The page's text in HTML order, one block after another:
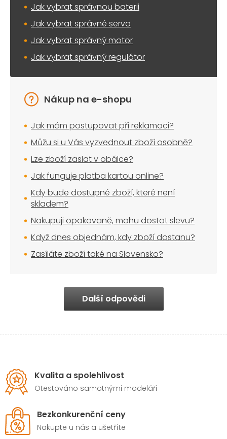
p
s
u
Jak vybrat správnou baterii
Jak vybrat správné servo
Jak vybrat správný motor
Jak vybrat správný regulátor
Nákup na e-shopu
Jak mám postupovat při reklamaci?
Můžu si u Vás vyzvednout zboží osobně?
Lze zboží zaslat v obálce?
Jak funguje platba kartou online?
Kdy bude dostupné zboží, které není
skladem?
Nakupuji opakovaně, mohu dostat slevu?
Když dnes objednám, kdy zboží dostanu?
Zasíláte zboží také na Slovensko?
Další odpovědi
Kvalita a spolehlivost
Otestováno samotnými modeláři
Bezkonkurenční ceny
Nakupte u nás a ušetříte